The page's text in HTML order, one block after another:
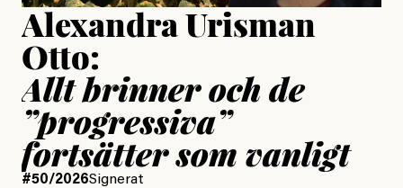
Alexandra Urisman
Otto:
Allt brinner och de
”progressiva”
fortsätter som vanligt
#50/2026Signerat